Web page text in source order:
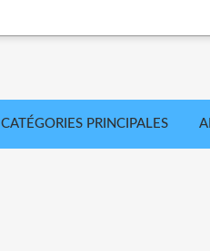
CATÉGORIES PRINCIPALES